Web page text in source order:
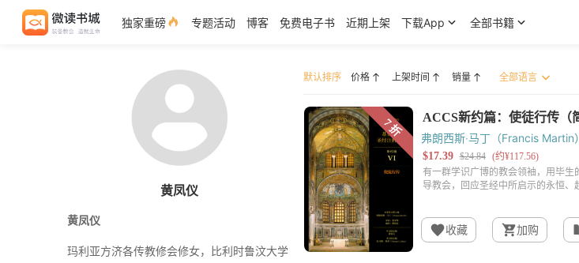
独家重磅 专题活动 博客 免费电子书 近期上架 下载App 全部书籍
黄凤仪
黄凤仪
玛利亚方济各传教修会修女，比利时鲁汶大学
默认排序 价格 上架时间 销量
弗朗西斯‧马丁（Francis Martin）
收藏 加购